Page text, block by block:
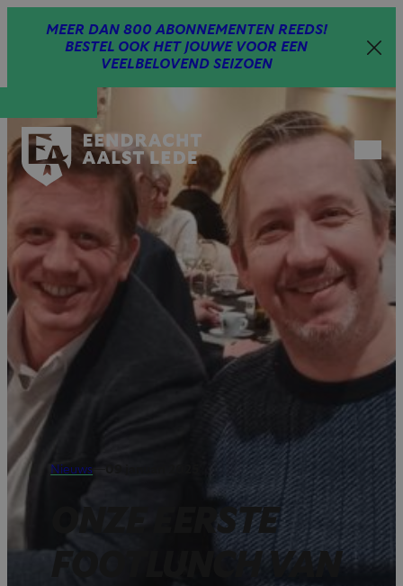
MEER DAN 800 ABONNEMENTEN REEDS!
BESTEL OOK HET JOUWE VOOR EEN
VEELBELOVEND SEIZOEN
menu
Nieuws
ONZE EERSTE
FOOTLUNCH VAN